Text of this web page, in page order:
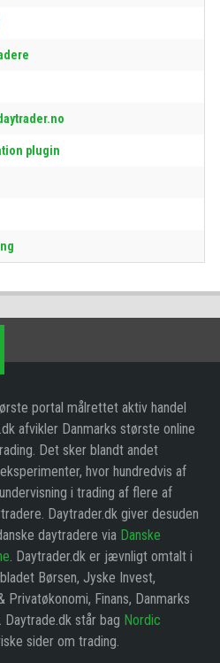
plugin
portal målrettet aktiv handel
afvikler Danmarks største online
Det sker blandt andet
hvor hundredvis af
i trading af flere af
Daytrader.dk giver desuden
daytradere via Danske
. Daytrader.dk er jævnligt omtalt i
Børsen, Jyske Invest,
Privatøkonomi, Finans, Danmarks
Daytrade.dk står bag Nordic
sider om trading.